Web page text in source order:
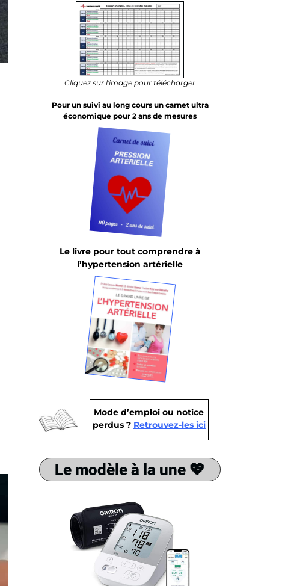
Cliquez sur l'image pour télécharger
Pour un suivi au long cours un carnet ultra
économique pour 2 ans de mesures
Le livre pour tout comprendre à
l’hypertension artérielle
Mode d’emploi ou notice
perdus ? Retrouvez-les ici
Le modèle à la une 💖